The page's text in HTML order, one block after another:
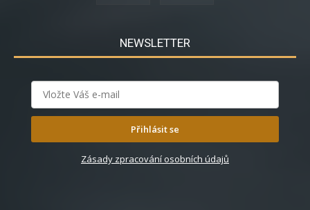
NEWSLETTER
Přihlásit se
Zásady zpracování osobních údajů